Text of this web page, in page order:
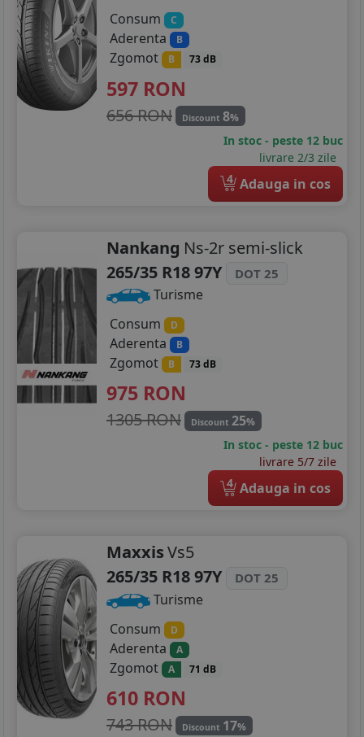
245/40R20
265/35R20
275/30R20
Consum
C
Aderenta B
Zgomot B 73 dB
597 RON
656 RON Discount 8%
In stoc - peste 12 buc
livrare 2/3 zile
4 Adauga in cos
Nankang Ns-2r semi-slick
265/35 R18 97Y
DOT 25
Turisme
Consum
D
Aderenta B
Zgomot B 73 dB
975 RON
1305 RON Discount 25%
In stoc - peste 12 buc
livrare 5/7 zile
4 Adauga in cos
MaxxisVs5
265/35 R18 97Y
DOT 25
Turisme
Consum
D
Aderenta A
Zgomot A 71 dB
610 RON
743 RON Discount 17%